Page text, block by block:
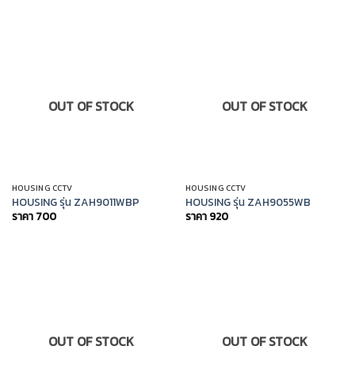
OUT OF STOCK
HOUSING CCTV
HOUSING รุ่น ZAH9011WBP
ราคา 700
OUT OF STOCK
HOUSING CCTV
HOUSING รุ่น ZAH9055WB
ราคา 920
OUT OF STOCK OUT OF STOCK